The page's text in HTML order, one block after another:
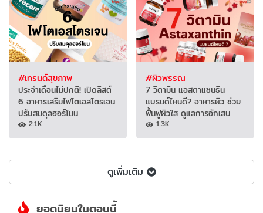
#เทรนด์สุขภาพ
ประจำเดือนไม่ปกติ! เปิดลิสต์
6 อาหารเสริมไฟโตเอสโตรเจน
ปรับสมดุลฮอร์โมน
2.1K
#ผิวพรรณ
7 วิตามิน แอสตาแซนธิน
แบรนด์ไหนดี? อาหารผิว ช่วย
ฟื้นฟูผิวใส ดูแลการอักเสบ
1.3K
ดูเพิ่มเติม
ยอดนิยมในตอนนี้